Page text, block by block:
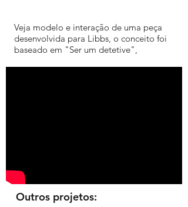
Veja modelo e interação de uma peça
desenvolvida para Libbs, o conceito foi
baseado em "Ser um detetive",
Outros projetos: